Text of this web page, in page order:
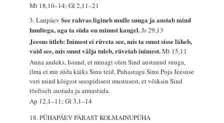
Mt 18,10–14; Gl 2,11–21
3. LaupäevSee rahvas ligineb mulle suuga ja austab mind
huultega, aga ta süda on minust kaugel.Js 29,13
Jeesus ütleb: Inimest ei rüveta see, mis ta suust sisse läheb,
vaid see, mis suust välja tuleb, rüvetab inimest.Mt 15,11
Anna andeks, Issand, et minagi olen Sind austanud suuga,
ilma et mu süda käiks Sinu teid. Puhastagu Sinu Poja Jeesuse
veri mind kõigest seespidisest mustusest, et võiksin Sind
tõeliselt austada ja armastada.
Ap 12,1–11; Gl 3,1–14
18. PÜHAPÄEV PÄRAST KOLMAINUPÜHA